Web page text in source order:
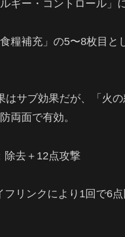
ギー・コントロール」
糧補充」の5〜8枚目
はサブ効果だが、「火
両面で有効。
除去＋12点攻撃
フリンクにより1回で6